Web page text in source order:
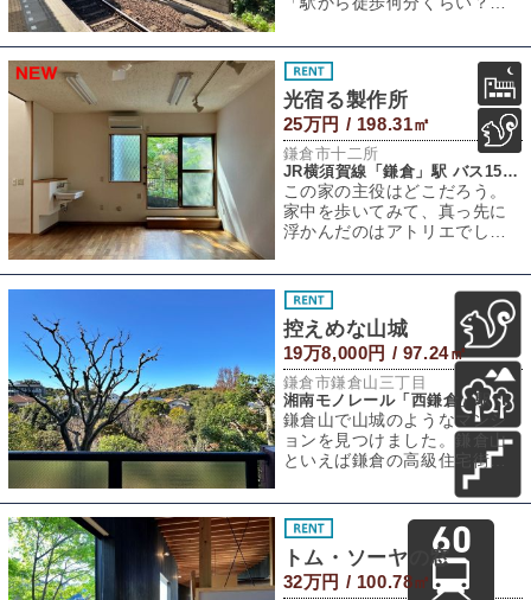
「⁇」こんな会話ができ
光宿る製作所
25万円 / 198.31㎡
鎌倉市十二所
JR横須賀線「鎌倉」駅 バス15分 「十二所神社」バス停 徒歩4分
この家の主役はどこだろう。
家中を歩いてみて、真っ先に
浮かんだのはアトリエでし
イニングが暮らしの
控えめな山城
19万8,000円 / 97.24㎡
鎌倉市鎌倉山三丁目
湘南モノレール「西鎌倉」駅 徒歩19分
鎌倉山で山城のようなマンシ
ョンを見つけました。鎌倉山
といえば鎌倉の高級住宅街と
して知られているエリアで、1
区画ごとの敷地
トム・ソーヤの窓
32万円 / 100.78㎡